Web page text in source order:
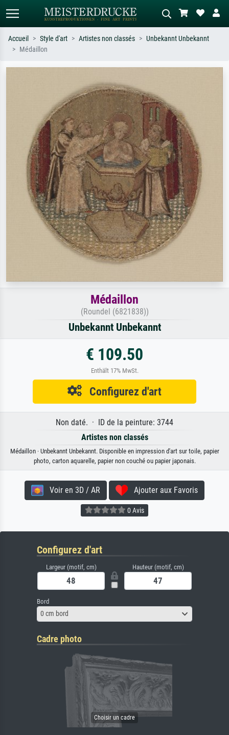
ex. Monet, Nuit étoilée,
impressionnisme, vague de Hokusai,
nu.
abstrait avec beaucoup de rouge,
tableau sombre, nu debout près d'un
arbre.
Accueil Style d'art Artistes non classés
Unbekannt Unbekannt
Médaillon
Médaillon
(Roundel (6821838))
Unbekannt Unbekannt
€ 109.50
Enthält 17% MwSt.
Configurez d'art
Non daté. · ID de la peinture: 3744
Artistes non classés
Médaillon · Unbekannt Unbekannt. Disponible en impression d'art sur toile, papier
photo, carton aquarelle, papier non couché ou papier japonais.
Voir en 3D / AR Ajouter aux Favoris
0 Avis
Configurez d'art
Largeur (motif, cm) Hauteur (motif, cm)
Bord
0 cm bord
Cadre photo